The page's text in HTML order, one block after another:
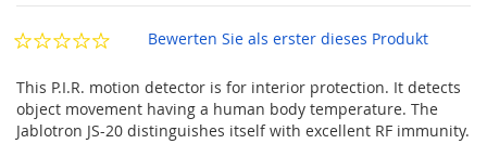
Bewerten Sie als erster dieses Produkt
This P.I.R. motion detector is for interior protection. It detects
object movement having a human body temperature. The
Jablotron JS-20 distinguishes itself with excellent RF immunity.